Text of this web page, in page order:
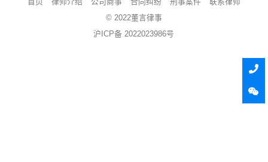
© 2022董言律事
沪ICP备 2022023986号